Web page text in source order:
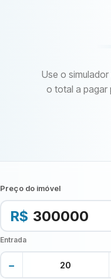
Use o
o total a pagar
Preço do imóvel
R$
Entrada
−